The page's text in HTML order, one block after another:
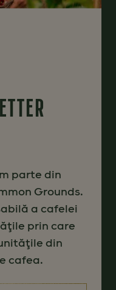
parte din
Grounds.
a cafelei
prin care
din
cafea.